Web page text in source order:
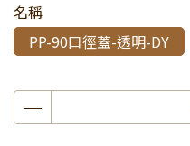
名稱
PP-90口徑蓋-透明-DY